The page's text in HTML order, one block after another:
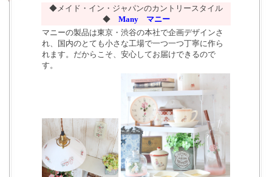
◆メイド・イン・ジャパンのカントリースタイル
◆ Many マニー
マニーの製品は東京・渋谷の本社で企画デザインさ
れ、国内のとても小さな工場で一つ一つ丁寧に作ら
れます。だからこそ、安心してお届けできるので
す。